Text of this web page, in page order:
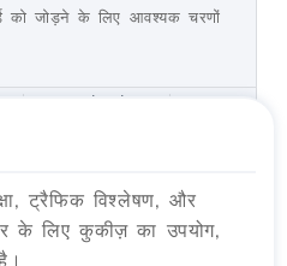
को जोड़ने के लिए आवश्यक चरणों
2 साल पहले अपडेट हुआ
पैनल में वेबसाइट के
ट्रैफिक विश्लेषण, और
के लिए कुकीज़ का उपयोग,